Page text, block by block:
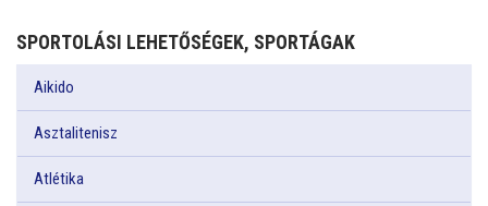
SPORTOLÁSI LEHETŐSÉGEK, SPORTÁGAK
Aikido
Asztalitenisz
Atlétika